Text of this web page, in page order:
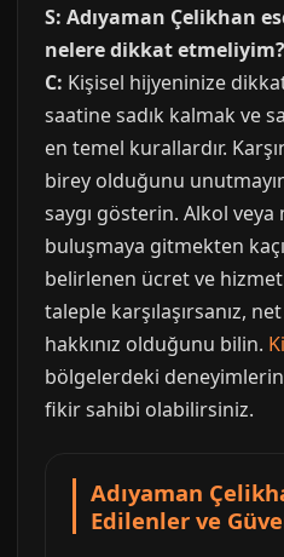
S: Adıyaman Çelikhan
nelere dikkat etmeliyim?
C: Kişisel hijyeninize
saatine sadık kalmak ve
en temel kurallardır.
birey olduğunu
saygı gösterin. Alkol
buluşmaya gitmekten
belirlenen ücret ve hizmet
taleple karşılaşırsanız,
hakkınız olduğunu bilin.
bölgelerdeki
fikir sahibi olabilirsiniz.
Adıyaman
Edilenler ve